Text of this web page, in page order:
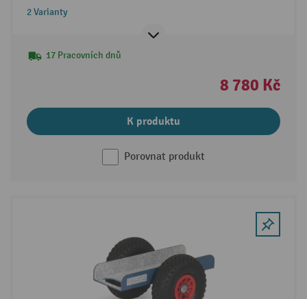
2 Varianty
17 Pracovních dnů
8 780 Kč
K produktu
Porovnat produkt